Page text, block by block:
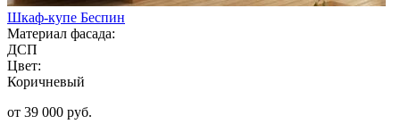
Шкаф-купе Беспин
Материал фасада:
ДСП
Цвет:
Коричневый
от 39 000 руб.